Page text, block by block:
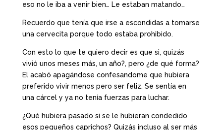
eso no le iba a venir bien… Le estaban matando…
Recuerdo que tenía que irse a escondidas a tomarse
una cervecita porque todo estaba prohibido.
Con esto lo que te quiero decir es que si, quizás
vivió unos meses más, un año?, pero ¿de qué forma?
El acabó apagándose confesandome que hubiera
preferido vivir menos pero ser feliz. Se sentía en
una cárcel y ya no tenía fuerzas para luchar.
¿Qué hubiera pasado si se le hubieran condedido
esos pequeños caprichos? Quizás incluso al ser más